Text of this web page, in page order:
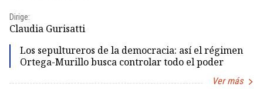
Dirige:
Claudia Gurisatti
Los sepultureros de la democracia: así el régimen
Ortega-Murillo busca controlar todo el poder
Ver más